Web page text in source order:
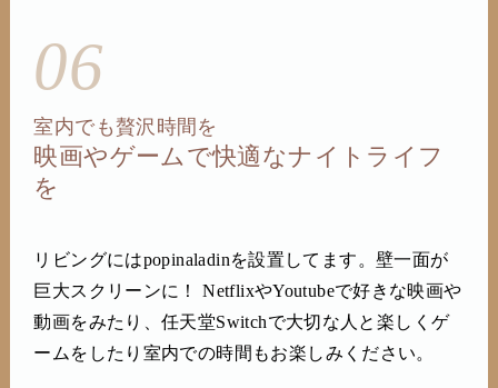
06
室内でも贅沢時間を
映画やゲームで快適なナイトライフ
を
リビングにはpopinaladinを設置してます。壁一面が
巨大スクリーンに！ NetflixやYoutubeで好きな映画や
動画をみたり、任天堂Switchで大切な人と楽しくゲ
ームをしたり室内での時間もお楽しみください。